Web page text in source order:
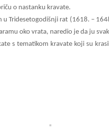
o nastanku kravate.
Tridesetogodišnji rat (1618. –
oko vrata, naredio je da ju
s tematikom kravate koji su